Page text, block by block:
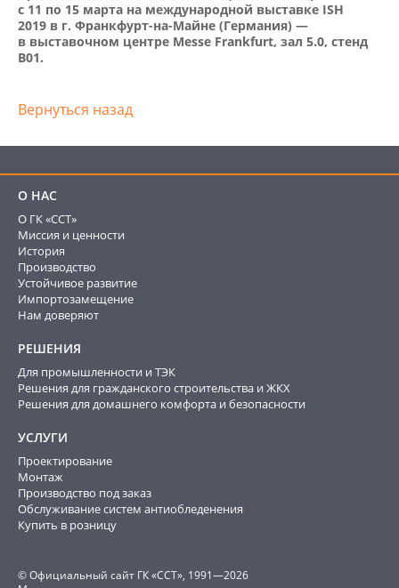
c 11 по 15 марта на международной выставке ISH
2019 в г. Франкфурт-на-Майне (Германия) —
в выставочном центре Messe Frankfurt, зал 5.0, стенд
B01.
Вернуться назад
О НАС
О ГК «ССТ»
Миссия и ценности
История
Производство
Устойчивое развитие
Импортозамещение
Нам доверяют
РЕШЕНИЯ
Для промышленности и ТЭК
Решения для гражданского строительства и ЖКХ
Решения для домашнего комфорта и безопасности
УСЛУГИ
Проектирование
Монтаж
Производство под заказ
Обслуживание систем антиобледенения
Купить в розницу
© Официальный сайт ГК «ССТ», 1991—2026